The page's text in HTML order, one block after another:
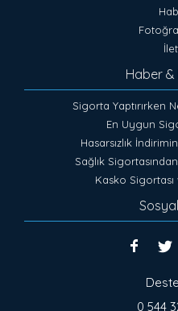
Haber
Sigorta Yaptırırken
En Uygun
Hasarsızlık
Sağlık
Kasko Sigortası
0 544